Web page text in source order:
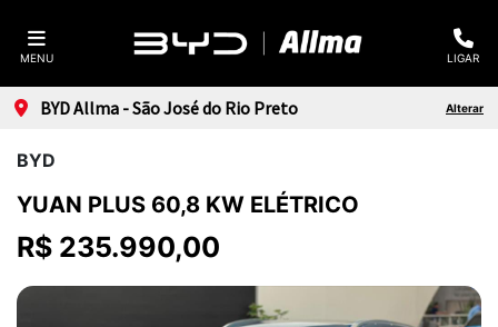
MENU LIGAR
BYD Allma - São José do Rio Preto Alterar
BYD
YUAN PLUS 60,8 KW ELÉTRICO
R$ 235.990,00